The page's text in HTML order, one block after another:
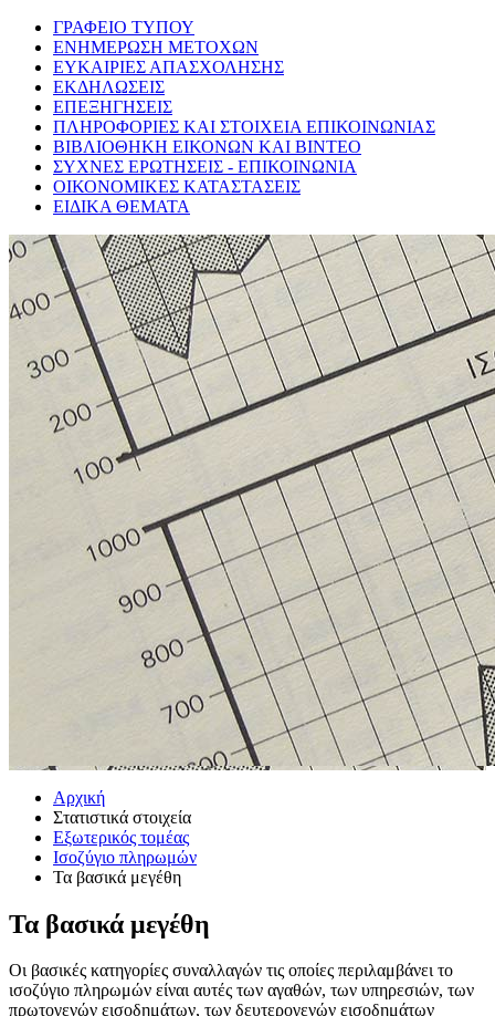
ΓΡΑΦΕΙΟ ΤΥΠΟΥ
ΕΝΗΜΕΡΩΣΗ ΜΕΤΟΧΩΝ
ΕΥΚΑΙΡΙΕΣ ΑΠΑΣΧΟΛΗΣΗΣ
ΕΚΔΗΛΩΣΕΙΣ
ΕΠΕΞΗΓΗΣΕΙΣ
ΠΛΗΡΟΦΟΡΙΕΣ ΚΑΙ ΣΤΟΙΧΕΙΑ ΕΠΙΚΟΙΝΩΝΙΑΣ
ΒΙΒΛΙΟΘΗΚΗ ΕΙΚΟΝΩΝ ΚΑΙ ΒΙΝΤΕΟ
ΣΥΧΝΕΣ ΕΡΩΤΗΣΕΙΣ - ΕΠΙΚΟΙΝΩΝΙΑ
ΟΙΚΟΝΟΜΙΚΕΣ ΚΑΤΑΣΤΑΣΕΙΣ
ΕΙΔΙΚΑ ΘΕΜΑΤΑ
Αρχική
Στατιστικά στοιχεία
Εξωτερικός τομέας
Ισοζύγιο πληρωμών
Τα βασικά μεγέθη
Τα βασικά μεγέθη
Οι βασικές κατηγορίες συναλλαγών τις οποίες περιλαμβάνει το
ισοζύγιο πληρωμών είναι αυτές των αγαθών, των υπηρεσιών, των
πρωτογενών εισοδημάτων, των δευτερογενών εισοδημάτων